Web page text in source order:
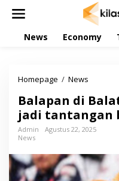
News Economy
Homepage / News
a
p
a
d
i
Balapan di
jadi tantangan
Admin
Agustus 22, 2025
News